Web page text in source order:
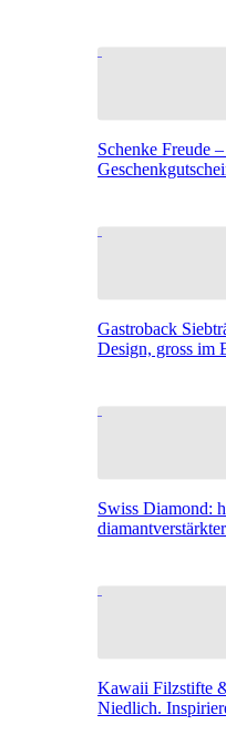
Schenke Freude
Gastroback
Design, gross im
Swiss Diamond:
Kawaii Filzstifte
Niedlich.